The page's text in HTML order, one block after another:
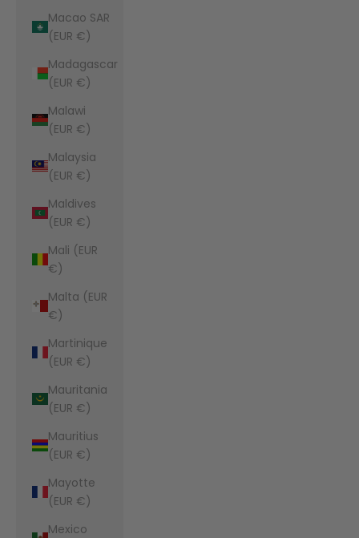
Macao SAR
(EUR €)
Madagascar
(EUR €)
Malawi
(EUR €)
Malaysia
(EUR €)
Maldives
(EUR €)
Mali (EUR
€)
Malta (EUR
€)
Martinique
(EUR €)
Mauritania
(EUR €)
Mauritius
(EUR €)
Mayotte
(EUR €)
Mexico